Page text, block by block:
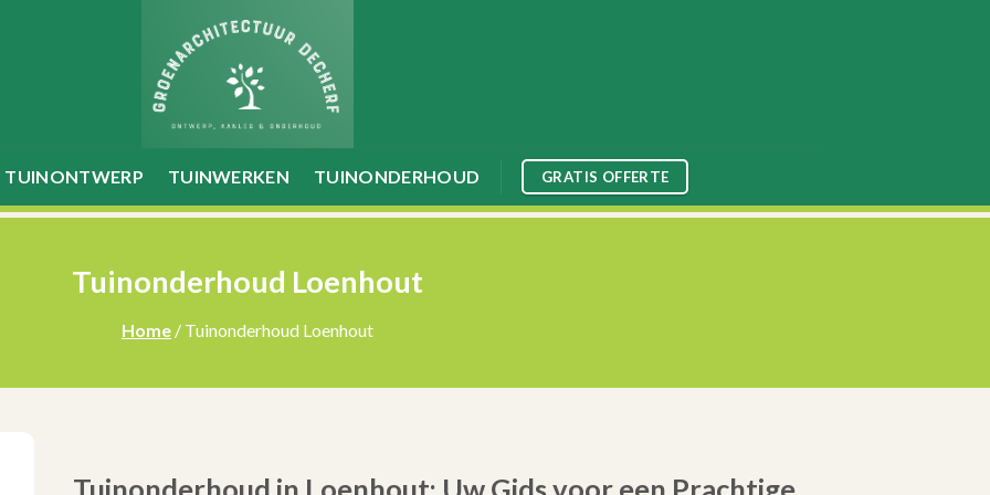
TUINONTWERP TUINWERKEN TUINONDERHOUD GRATIS OFFERTE
Tuinonderhoud Loenhout
Home / Tuinonderhoud Loenhout
Tuinonderhoud in Loenhout: Uw Gids voor een Prachtige